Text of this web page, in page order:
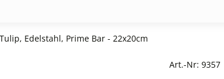
Edelstahl, Prime Bar - 22x20cm
Art.-Nr: 9357